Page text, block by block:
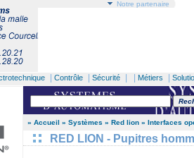
Notre partenaire
Contrôle Sécurité Métiers
» Accueil » Systèmes » Red lion » Interfaces
RED LION - Pupitres